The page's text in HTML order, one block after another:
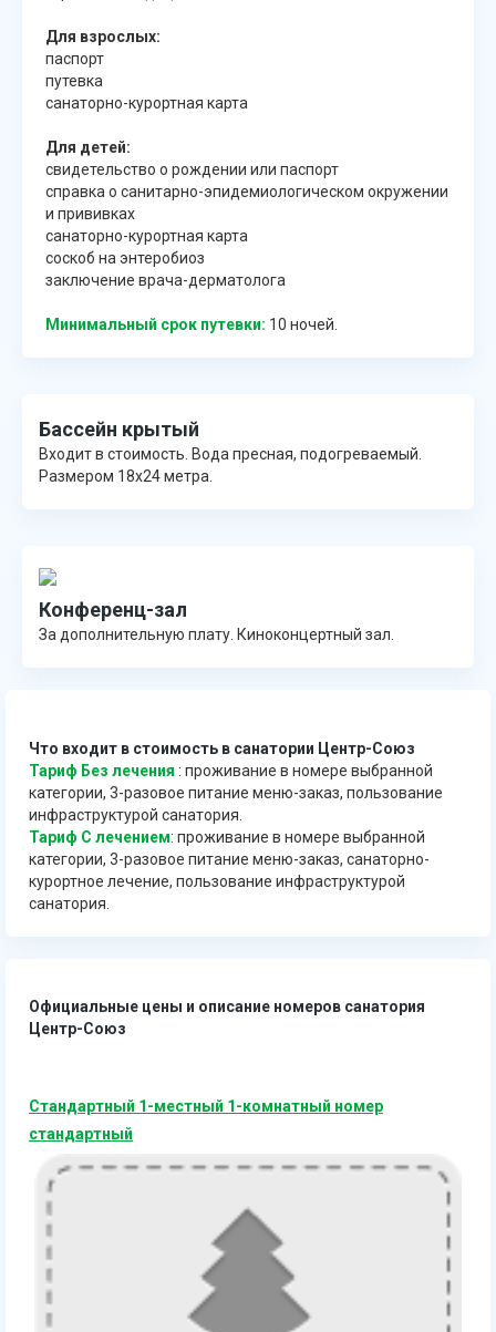
Для взрослых:
паспорт
путевка
санаторно-курортная карта
Для детей:
свидетельство о рождении или паспорт
справка о санитарно-эпидемиологическом окружении
и прививках
санаторно-курортная карта
соскоб на энтеробиоз
заключение врача-дерматолога
Минимальный срок путевки: 10 ночей.
Бассейн крытый
Входит в стоимость. Вода пресная, подогреваемый.
Размером 18х24 метра.
Конференц-зал
За дополнительную плату. Киноконцертный зал.
Что входит в стоимость в санатории Центр-Союз
Тариф Без лечения : проживание в номере выбранной
категории, 3-разовое питание меню-заказ, пользование
инфраструктурой санатория.
Тариф С лечением: проживание в номере выбранной
категории, 3-разовое питание меню-заказ, санаторно-
курортное лечение, пользование инфраструктурой
санатория.
Официальные цены и описание номеров санатория
Центр-Союз
Стандартный 1-местный 1-комнатный номер
стандартный